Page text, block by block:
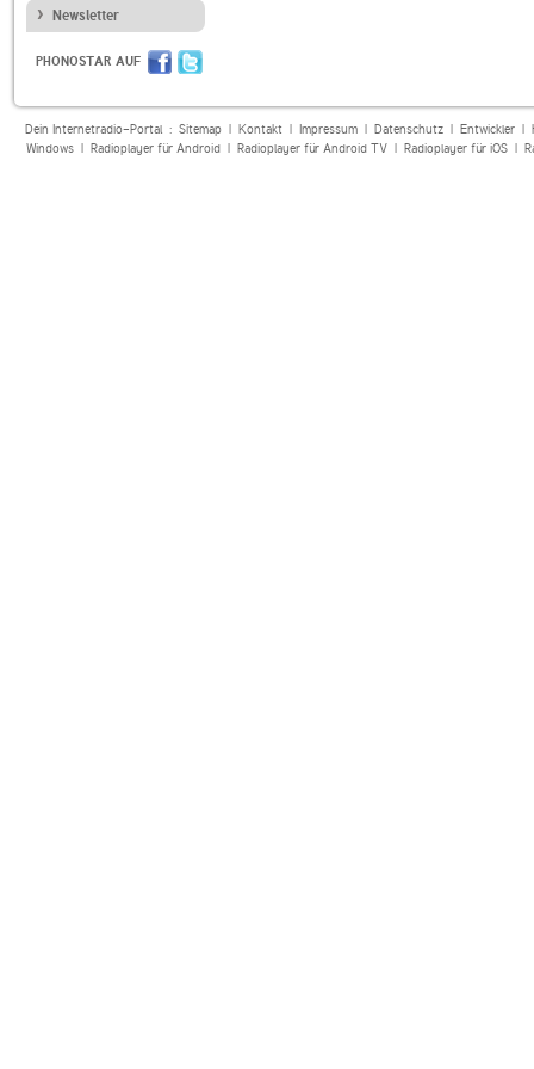
Newsletter
PHONOSTAR AUF
Dein Internetradio-Portal : Sitemap| Kontakt| Impressum| Datenschutz| Entwickler|
Windows| Radioplayer für Android| Radioplayer für Android TV| Radioplayer für iOS|